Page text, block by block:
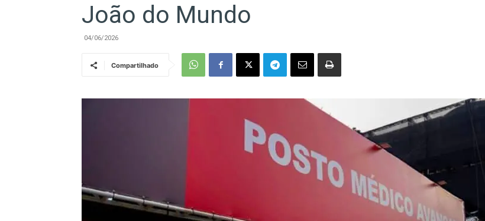
João do Mundo
04/06/2026
Compartilhado